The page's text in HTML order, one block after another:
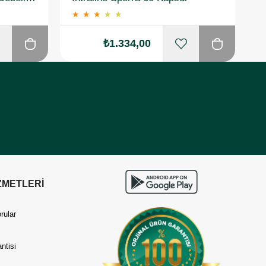
★ ★ ★ ★ ★
₺1.334,00